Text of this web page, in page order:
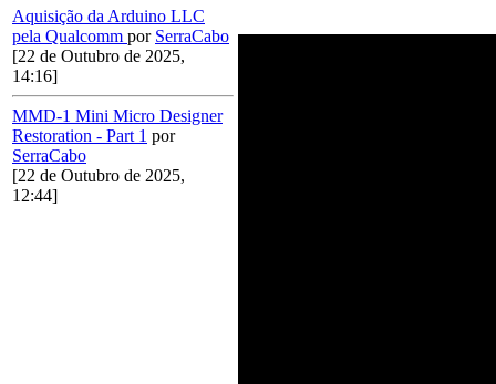
Aquisição da Arduino LLC
pela Qualcomm por SerraCabo
[22 de Outubro de 2025,
14:16]
MMD-1 Mini Micro Designer
Restoration - Part 1 por
SerraCabo
[22 de Outubro de 2025,
12:44]